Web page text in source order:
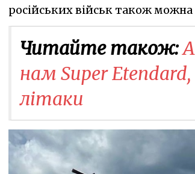
російських військ також
Читайте також:
нам Super
літаки